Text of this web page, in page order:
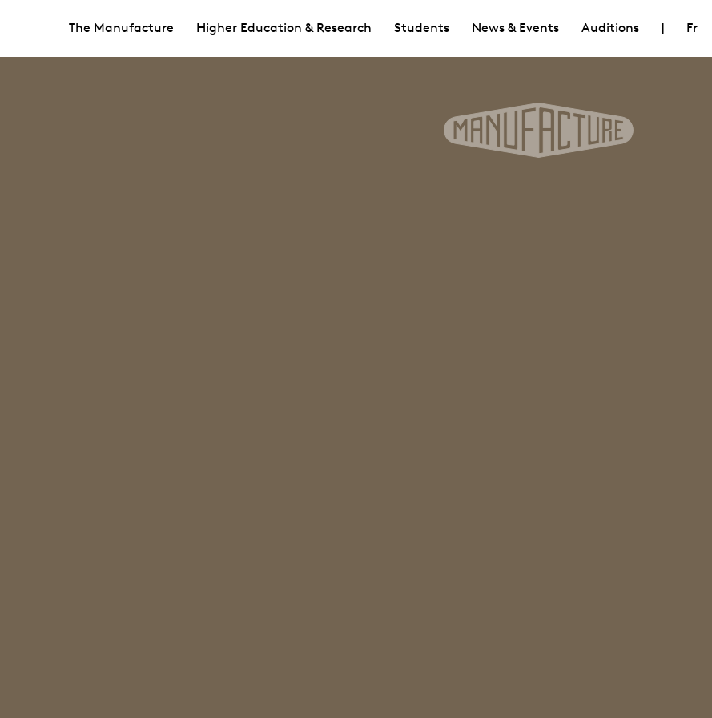
The Manufacture Higher Education & Research Students News & Events Auditions | Fr